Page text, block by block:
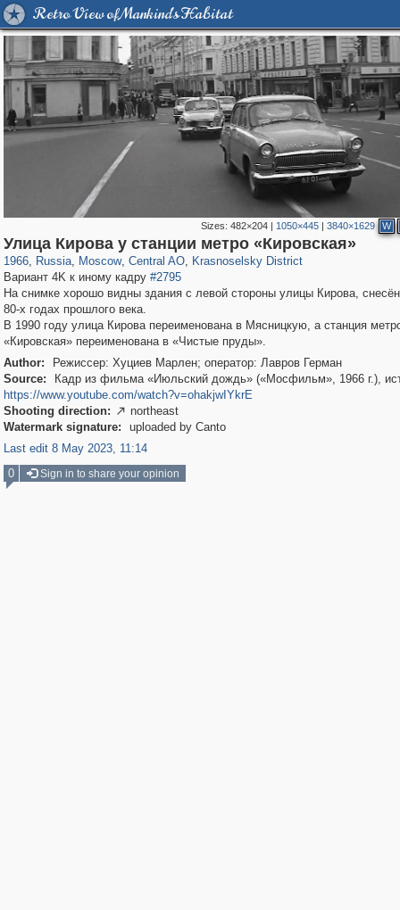
Retro View of Mankind's Habitat
Sizes: 482×204| 1050×445| 3840×1629 W
Улица Кирова у станции метро «Кировская»
1966, Russia
1,405,783 29,243
, Moscow
319,716 8,286
, Central AO
159,930 5,916
, Krasnoselsky District
6,973 302
Вариант 4K к иному кадру #2795
На снимке хорошо видны здания с левой стороны улицы Кирова,
80-х годах прошлого века.
В 1990 году улица Кирова переименована в Мясницкую, а станция
«Кировская» переименована в «Чистые пруды».
Author:
Режиссер: Хуциев Марлен; оператор: Лавров Герман
Source:
Кадр из фильма «Июльский дождь» («Мосфильм», 1966 г.),
https://www.youtube.com/watch?v=ohakjwIYkrE
Shooting direction:  northeast
Watermark signature:
uploaded by Canto
Last edit 8 May 2023, 11:14
0
Sign in to share your opinion